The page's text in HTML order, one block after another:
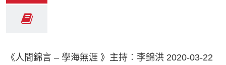
《人間錦言 – 學海無涯 》主持︰李錦洪 2020-03-22